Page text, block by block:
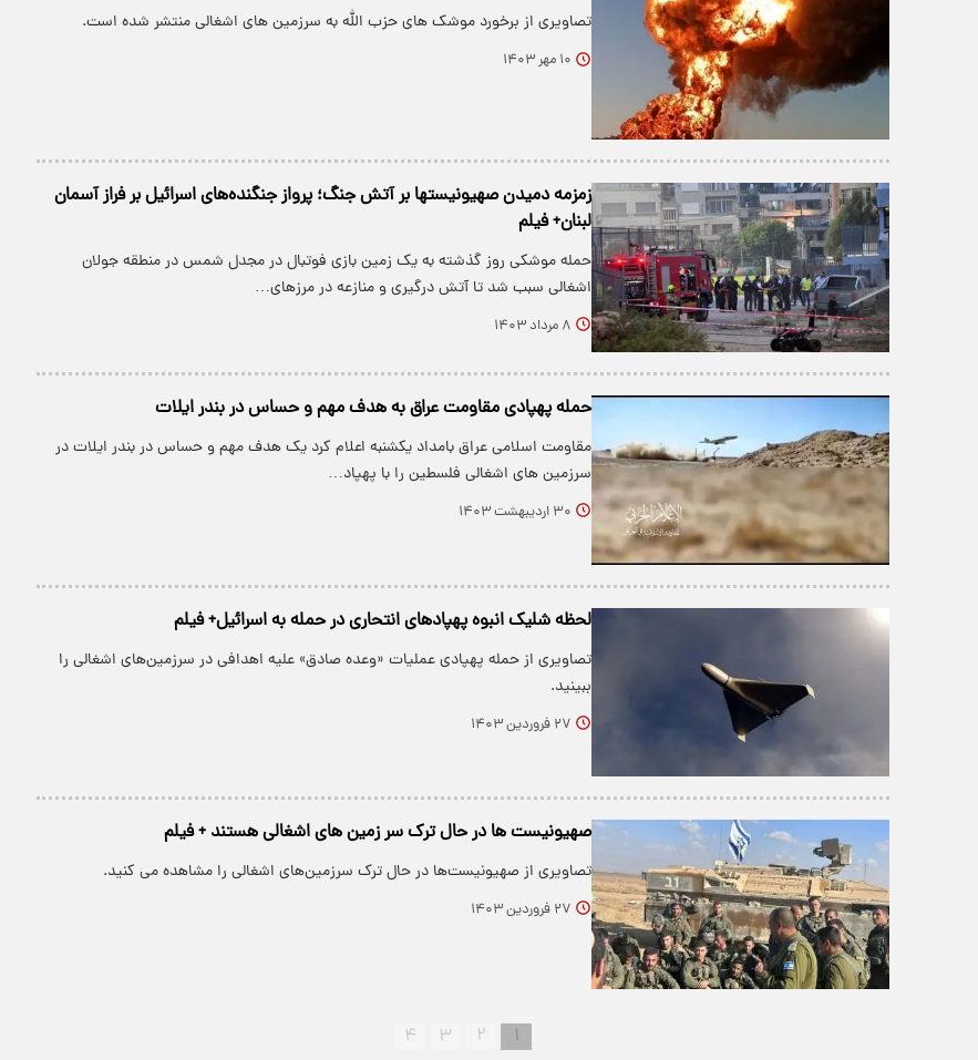
تصاویری از برخورد موشک های حزب الله به سرزمین های اشغالی منتشر شده است.
۱۰ مهر ۱۴۰۳
زمزمه دمیدن صهیونیستها بر آتش جنگ؛ پرواز جنگنده‌های اسرائیل بر فراز آسمان
لبنان+ فیلم
حمله موشکی روز گذشته به یک زمین بازی فوتبال در مجدل شمس در منطقه جولان
اشغالی سبب شد تا آتش درگیری و منازعه در مرزهای…
۸ مرداد ۱۴۰۳
حمله پهپادی مقاومت عراق به هدف مهم و حساس در بندر ایلات
مقاومت اسلامی عراق بامداد یکشنبه اعلام کرد یک هدف مهم و حساس در بندر ایلات در
سرزمین های اشغالی فلسطین را با پهپاد…
۳۰ اردیبهشت ۱۴۰۳
لحظه شلیک انبوه پهپادهای انتحاری در حمله به اسرائیل+ فیلم
تصاویری از حمله پهپادی عملیات «وعده صادق» علیه اهدافی در سرزمین‌های اشغالی را
ببینید.
۲۷ فروردین ۱۴۰۳
صهیونیست ها در حال ترک سر زمین های اشغالی هستند + فیلم
تصاویری از صهیونیست‌ها در حال ترک سرزمین‌های اشغالی را مشاهده می کنید.
۲۷ فروردین ۱۴۰۳
۱ ۲ ۳ ۴